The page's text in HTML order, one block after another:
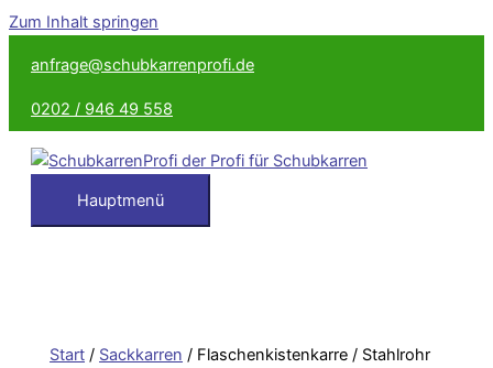
Zum Inhalt springen
anfrage@schubkarrenprofi.de
0202 / 946 49 558
Hauptmenü
Start / Sackkarren / Flaschenkistenkarre / Stahlrohr